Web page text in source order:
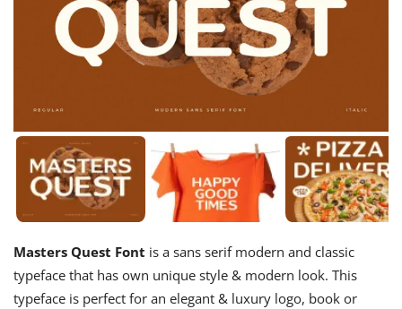
Masters Quest Font is a sans serif modern and classic
typeface that has own unique style & modern look. This
typeface is perfect for an elegant & luxury logo, book or